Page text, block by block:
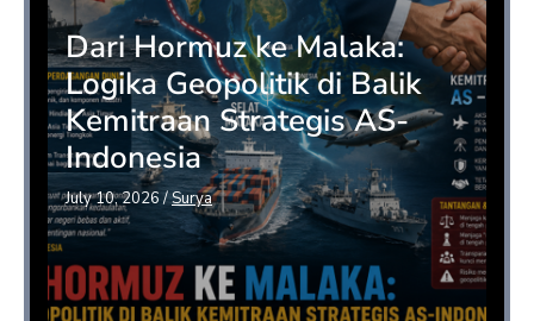
Dari Hormuz ke Malaka:
Logika Geopolitik di Balik
Kemitraan Strategis AS-
Indonesia
July 10, 2026/Surya